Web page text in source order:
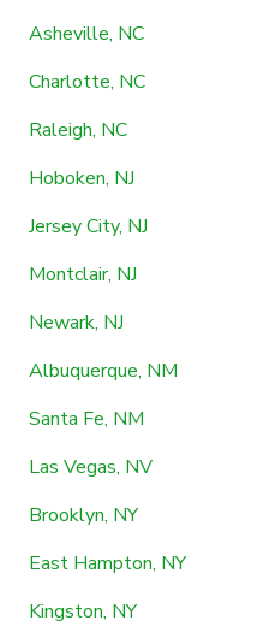
Asheville, NC
Charlotte, NC
Raleigh, NC
Hoboken, NJ
Jersey City, NJ
Montclair, NJ
Newark, NJ
Albuquerque, NM
Santa Fe, NM
Las Vegas, NV
Brooklyn, NY
East Hampton, NY
Kingston, NY